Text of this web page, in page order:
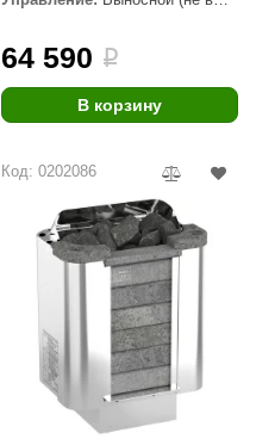
64 590 i
В корзину
Код: 0202086